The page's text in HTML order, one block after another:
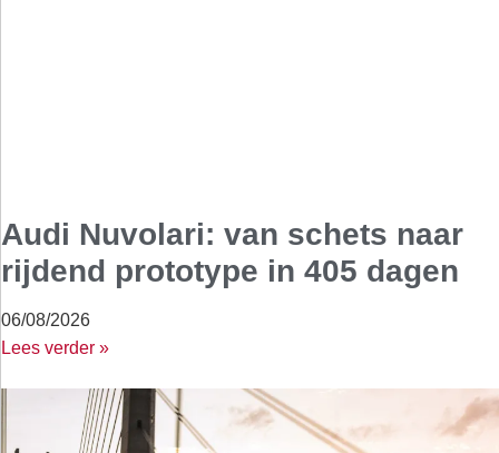
Audi Nuvolari: van schets naar
rijdend prototype in 405 dagen
06/08/2026
Lees verder »